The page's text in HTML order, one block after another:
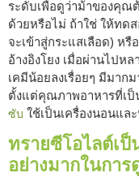
ระดับเพื่อดูว่าม้าของคุณ
ด้วยหรือไม่ ถ้าใช่ ให้ทด
จะเข้าสู่กระแสเลือด) ห
อ้างอิงโยง เมื่อผ่านไป
เคมีน้อยลงเรื่อยๆ มีมากม
ตั้งแต่คุณภาพอาหารที่เ
ซับ ใช้เป็นเครื่องนอนแล
ทรายซีโอไลต์เ
อย่างมากในการ